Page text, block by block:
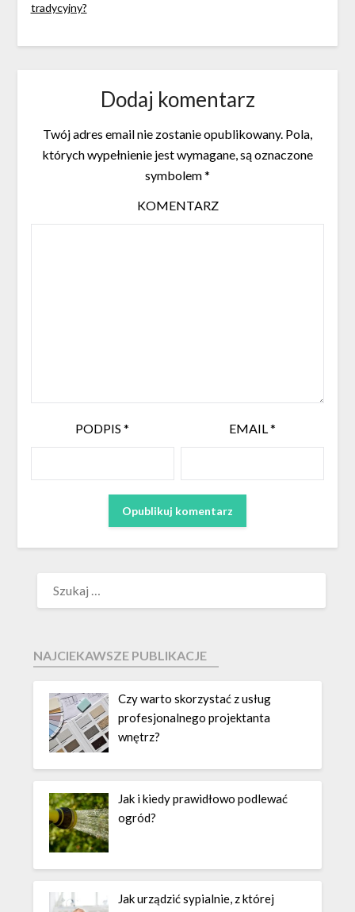
tradycyjny?
Dodaj komentarz
Twój adres email nie zostanie opublikowany. Pola,
których wypełnienie jest wymagane, są oznaczone
symbolem*
KOMENTARZ
PODPIS* EMAIL*
NAJCIEKAWSZE PUBLIKACJE
Czy warto skorzystać z usług
profesjonalnego projektanta
wnętrz?
Jak i kiedy prawidłowo podlewać
ogród?
Jak urządzić sypialnie, z której